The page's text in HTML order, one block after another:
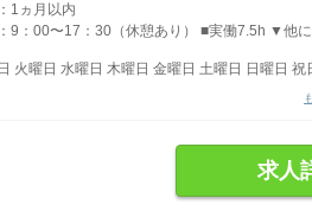
1ヵ月以内
9：00〜17：30（休憩あり） ■実働7.5h ▼他
火曜日 水曜日 木曜日 金曜日 土曜日 日曜日 祝
求人